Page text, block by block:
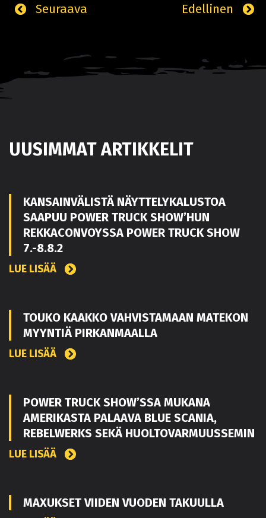
Edellinen
Seuraava
UUSIMMAT ARTIKKELIT
KANSAINVÄLISTÄ NÄYTTELYKALUSTOA
SAAPUU POWER TRUCK SHOW’HUN
REKKACONVOYSSA POWER TRUCK SHOW
7.-8.8.2
LUE LISÄÄ
TOUKO KAAKKO VAHVISTAMAAN MATEKON
MYYNTIÄ PIRKANMAALLA
LUE LISÄÄ
POWER TRUCK SHOW’SSA MUKANA
AMERIKASTA PALAAVA BLUE SCANIA,
REBELWERKS SEKÄ HUOLTOVARMUUSSEMIN
LUE LISÄÄ
MAXUKSET VIIDEN VUODEN TAKUULLA